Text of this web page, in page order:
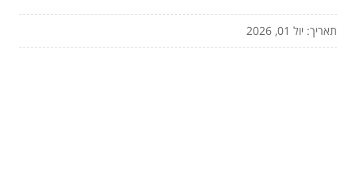
תאריך: יול 01, 2026